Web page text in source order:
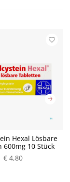
Hexal Lösbare
600mg 10 Stück
€ 4,80